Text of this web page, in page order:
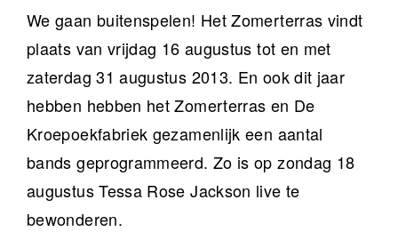
We gaan buitenspelen! Het Zomerterras vindt
plaats van vrijdag 16 augustus tot en met
zaterdag 31 augustus 2013. En ook dit jaar
hebben hebben het Zomerterras en De
Kroepoekfabriek gezamenlijk een aantal
bands geprogrammeerd. Zo is op zondag 18
augustus Tessa Rose Jackson live te
bewonderen.